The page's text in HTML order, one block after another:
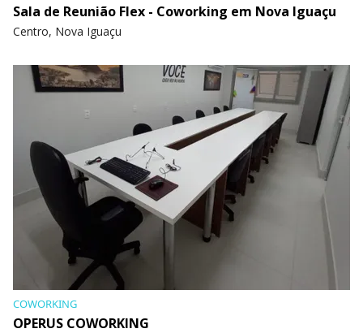
Sala de Reunião Flex - Coworking em Nova Iguaçu
Centro, Nova Iguaçu
COWORKING
OPERUS COWORKING